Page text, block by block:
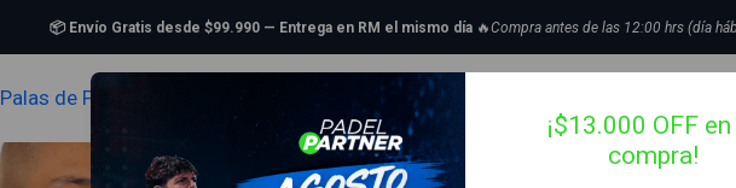
¡$13.000 OFF
compra!
Palas de Padel Zapatillas de Padel Bolsos Complementos
📦 Envío Gratis desde $99.990 — Entrega en RM el mismo día 🔥Compra antes de las 12:00 hrs (día
Inicio Liquidacion Ropa y accesorios Poleras Polera Korde Active
Polera